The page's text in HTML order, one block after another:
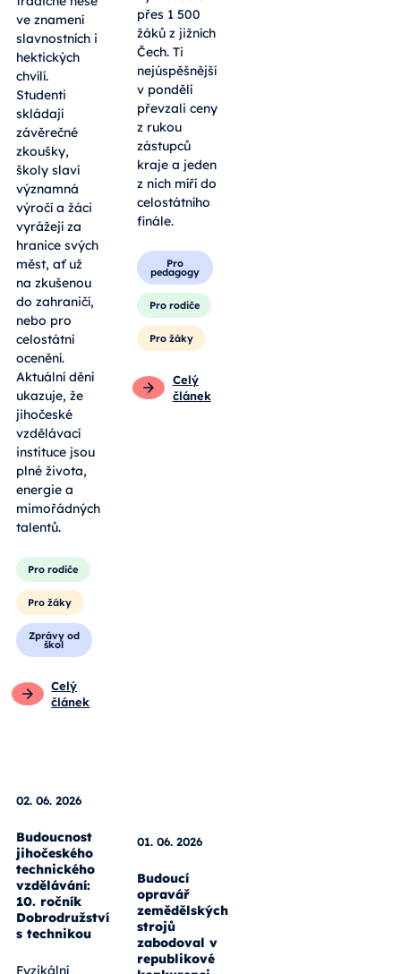
ve znamení
slavnostních i
hektických
chvílí.
Studenti
skládají
závěrečné
zkoušky,
školy slaví
významná
výročí a žáci
vyrážejí za
hranice svých
měst, ať už
na zkušenou
do zahraničí,
nebo pro
celostátní
ocenění.
Aktuální dění
ukazuje, že
jihočeské
vzdělávací
instituce jsou
plné života,
energie a
mimořádných
talentů.
Pro rodiče
Pro žáky
Zprávy od
škol
Celý
článek
přes 1 500
žáků z jižních
Čech. Ti
nejúspěšnější
v pondělí
převzali ceny
z rukou
zástupců
kraje a jeden
z nich míří do
celostátního
finále.
Pro
pedagogy
Pro rodiče
Pro žáky
Celý
článek
02. 06. 2026
Budoucnost
technického
01. 06. 2026
Budoucí
opravář
zemědělských
strojů
zabodoval v
republikové